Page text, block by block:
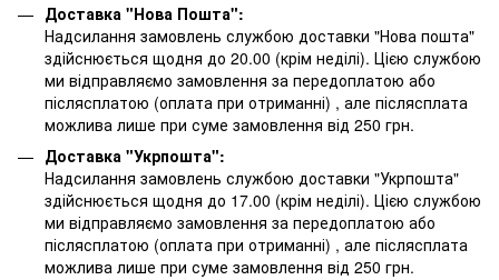
Доставка "Нова Пошта":
Надсилання замовлень службою доставки "Нова пошта"
здійснюється щодня до 20.00 (крім неділі). Цією службою
ми відправляємо замовлення за передоплатою або
післясплатою (оплата при отриманні) , але післясплата
можлива лише при суме замовлення від 250 грн.
Доставка "Укрпошта":
Надсилання замовлень службою доставки "Укрпошта"
здійснюється щодня до 17.00 (крім неділі). Цією службою
ми відправляємо замовлення за передоплатою або
післясплатою (оплата при отриманні) , але післясплата
можлива лише при суме замовлення від 250 грн.